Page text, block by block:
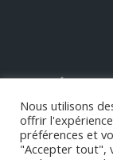
Actualités
Nous utilisons
offrir
préférences et
"Accepter tout",